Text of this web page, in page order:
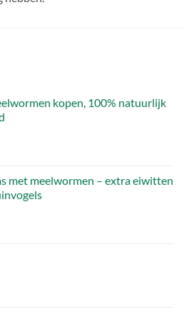
kopen, 100% natuurlijk
met meelwormen – extra eiwitten